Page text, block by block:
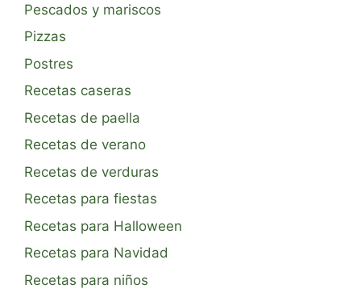
Pescados y mariscos
Pizzas
Postres
Recetas caseras
Recetas de paella
Recetas de verano
Recetas de verduras
Recetas para fiestas
Recetas para Halloween
Recetas para Navidad
Recetas para niños